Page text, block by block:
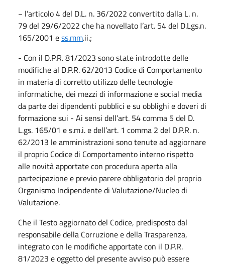
− l’articolo 4 del D.L. n. 36/2022 convertito dalla L. n.
79 del 29/6/2022 che ha novellato l’art. 54 del D.Lgs.n.
165/2001 ess.mm.ii.;
- Con il D.P.R. 81/2023 sono state introdotte delle
modifiche al D.P.R. 62/2013 Codice di Comportamento
in materia di corretto utilizzo delle tecnologie
informatiche, dei mezzi di informazione e social media
da parte dei dipendenti pubblici e su obblighi e doveri di
formazione sui - Ai sensi dell’art. 54 comma 5 del D.
L.gs. 165/01 e s.m.i. e dell’art. 1 comma 2 del D.P.R. n.
62/2013 le amministrazioni sono tenute ad aggiornare
il proprio Codice di Comportamento interno rispetto
alle novità apportate con procedura aperta alla
partecipazione e previo parere obbligatorio del proprio
Organismo Indipendente di Valutazione/Nucleo di
Valutazione.
Che il Testo aggiornato del Codice, predisposto dal
responsabile della Corruzione e della Trasparenza,
integrato con le modifiche apportate con il D.P.R.
81/2023 e oggetto del presente avviso può essere